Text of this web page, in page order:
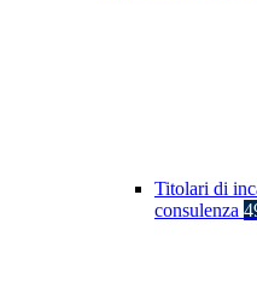
Titolari di
consulenza